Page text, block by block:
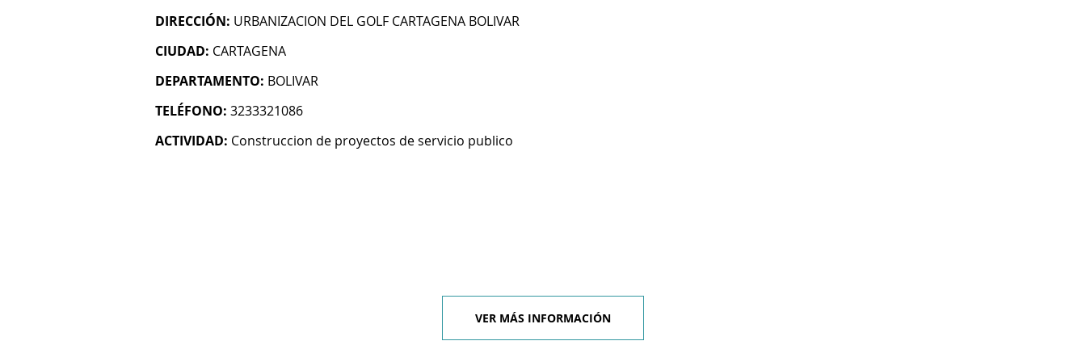
DIRECCIÓN: URBANIZACION DEL GOLF CARTAGENA BOLIVAR
CIUDAD: CARTAGENA
DEPARTAMENTO: BOLIVAR
TELÉFONO: 3233321086
ACTIVIDAD: Construccion de proyectos de servicio publico
VER MÁS INFORMACIÓN